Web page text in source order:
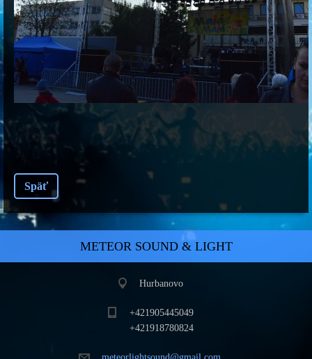
Späť
METEOR SOUND & LIGHT
Hurbanovo
+421905445049
+421918780824
meteorlightsound@gmail.com